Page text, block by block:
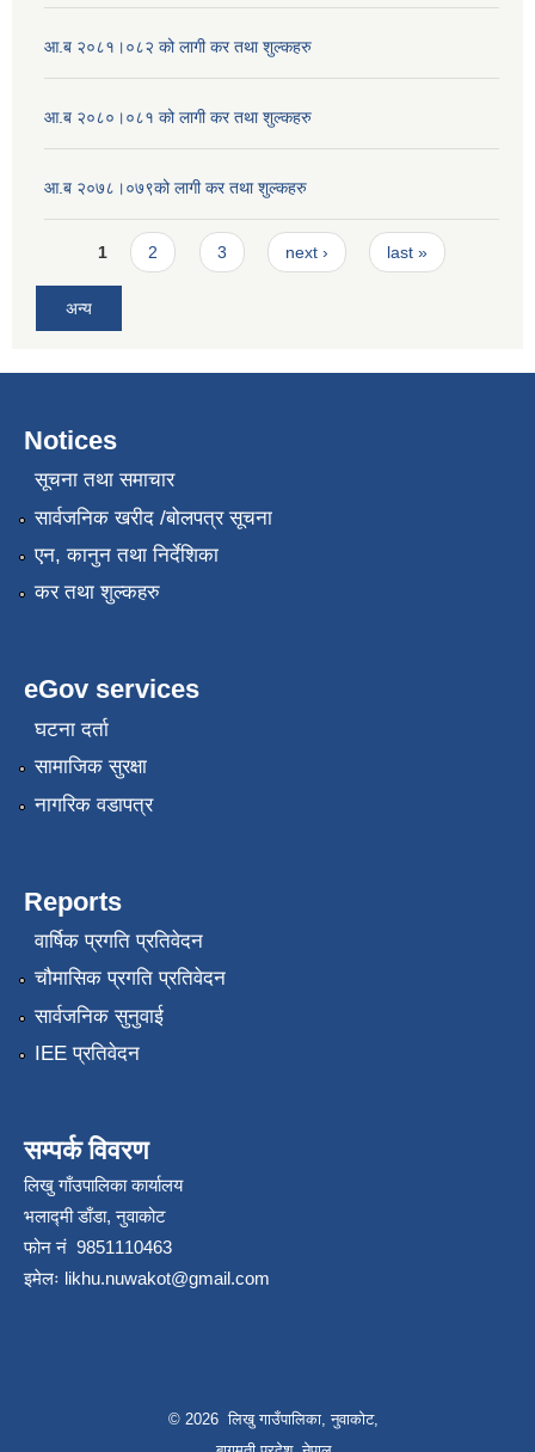
आ.ब २०८१।०८२ को लागी कर तथा शुल्कहरु
आ.ब २०८०।०८१ को लागी कर तथा शुल्कहरु
आ.ब २०७८।०७९को लागी कर तथा शुल्कहरु
Pages
1 2 3 next › last »
अन्य
Notices
सूचना तथा समाचार
सार्वजनिक खरीद /बोलपत्र सूचना
एन, कानुन तथा निर्देशिका
कर तथा शुल्कहरु
eGov services
घटना दर्ता
सामाजिक सुरक्षा
नागरिक वडापत्र
Reports
वार्षिक प्रगति प्रतिवेदन
चौमासिक प्रगति प्रतिवेदन
सार्वजनिक सुनुवाई
IEE प्रतिवेदन
सम्पर्क विवरण
लिखु गाँउपालिका कार्यालय
भलाद्मी डाँडा, नुवाकोट
फोन नं 9851110463
इमेलः likhu.nuwakot@gmail.com
© 2026 लिखु गाउँपालिका, नुवाकोट,